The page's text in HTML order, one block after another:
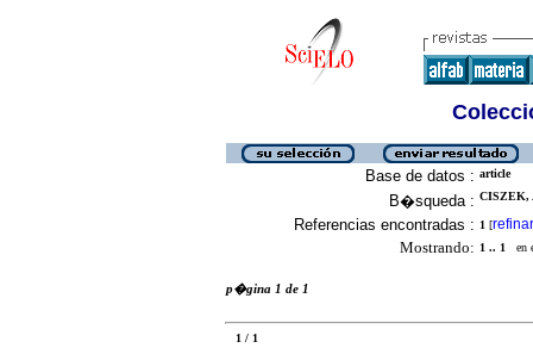
Base de datos : article
B�squeda : CISZEK,
Referencias encontradas : 1 [refinar
Mostrando: 1 .. 1 en
p�gina 1 de 1
1 / 1